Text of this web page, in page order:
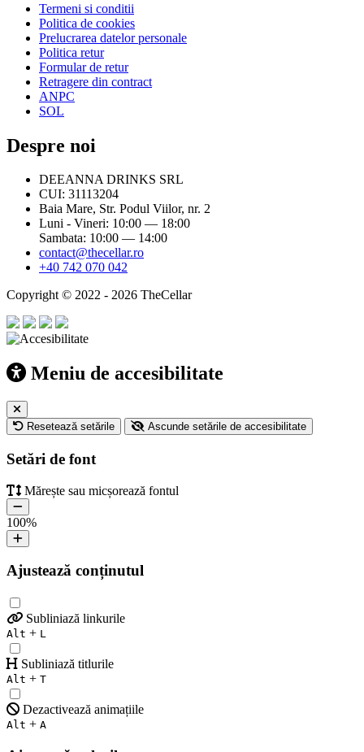
Termeni si conditii
Politica de cookies
Prelucrarea datelor personale
Politica retur
Formular de retur
Retragere din contract
ANPC
SOL
Despre noi
DEEANNA DRINKS SRL
CUI: 31113204
Baia Mare, Str. Podul Viilor, nr. 2
Luni - Vineri: 10:00 — 18:00
Sambata: 10:00 — 14:00
contact@thecellar.ro
+40 742 070 042
Copyright © 2022 - 2026 TheCellar
Meniu de accesibilitate
Resetează setările Ascunde setările de accesibilitate
Setări de font
Mărește sau micșorează fontul
100%
Ajustează conținutul
Subliniază linkurile
Alt + L
Subliniază titlurile
Alt + T
Dezactivează animațiile
Alt + A